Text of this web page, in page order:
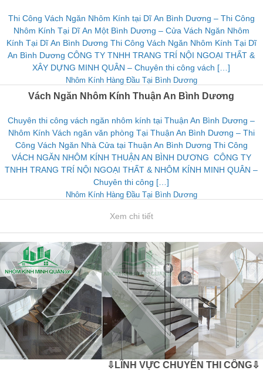
Thi Công Vách Ngăn Nhôm Kính tại Dĩ An Bình Dương – Thi Công
Nhôm Kính Tại Dĩ An Một Bình Dương – Cửa Vách Ngăn Nhôm
Kính Tại Dĩ An Bình Dương Thi Công Vách Ngăn Nhôm Kính Tại Dĩ
An Bình Dương CÔNG TY TNHH TRANG TRÍ NỘI NGOẠI THẤT &
XÂY DỰNG MINH QUÂN – Chuyên thi công vách […]
Nhôm Kính Hàng Đầu Tại Bình Dương
Vách Ngăn Nhôm Kính Thuận An Bình Dương
Chuyên thi công vách ngăn nhôm kính tại Thuận An Bình Dương –
Nhôm Kính Vách ngăn văn phòng Tại Thuận An Bình Dương – Thi
Công Vách Ngăn Nhà Cửa tại Thuận An Bình Dương Thi Công
VÁCH NGĂN NHÔM KÍNH THUẬN AN BÌNH DƯƠNG CÔNG TY
TNHH TRANG TRÍ NỘI NGOẠI THẤT & NHÔM KÍNH MINH QUÂN –
Chuyên thi công […]
Nhôm Kính Hàng Đầu Tại Bình Dương
Xem chi tiết
⇩LĨNH VỰC CHUYÊN THI CÔNG⇩